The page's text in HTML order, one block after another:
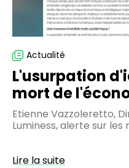
Actualité
L'usurpation
mort de
Etienne Vazzoleretto,
Luminess, alerte sur les r
Lire la suite